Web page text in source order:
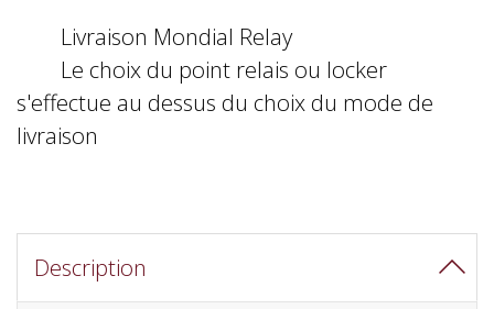
Livraison Mondial Relay
Le choix du point relais ou locker
s'effectue au dessus du choix du mode de
livraison
Description